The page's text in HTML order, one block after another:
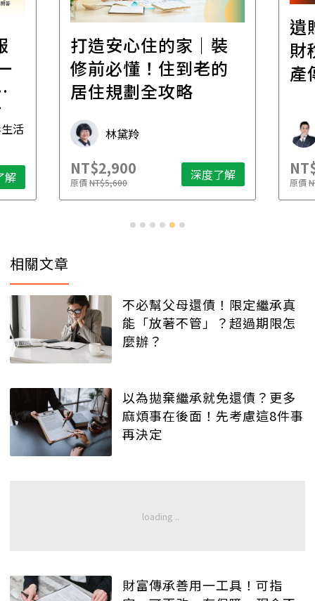
活
解
打造安心住的家｜裝
修前必懂！住到老的
居住規劃全攻略
林黛羚
NT$2,900
原價NT$5,600 深度了解
遺
財
產
原價
相關文章
不必幫父母還債！限定繼承真
能「放著不管」？超過期限怎
麼辦？
以為拋棄繼承就免還債？更多
麻煩事在後面！先考慮這8件事
再決定
財富傳承善用一工具！可指